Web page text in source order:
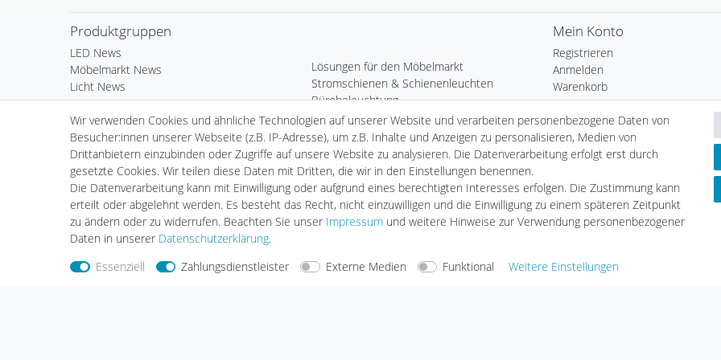
Produktgruppen
LED News
Möbelmarkt News
Licht News
LED Komponenten
Kardan Ein- & Aufbauleuchten
Wand- & Deckeneinbauleuchten
Standard Einbauleuchten
Standard Aufbauleuchten
Serie Webspace
Scheinwerfer & Messebeleuchtung
Hallenleuchten
Lösungen für den Möbelmarkt
Stromschienen & Schienenleuchten
Bürobeleuchtung
Deko & Heim
Außenleuchten
Standard Leuchtmittel
LED Leuchtmittel
Fortimo LED
Vorschaltgeräte
Zubehör
Mein Konto
Registrieren
Anmelden
Warenkorb
Kasse
Wunschliste
Informationen
Zahlungsarten
Versandarten & -kosten
Umwelt & Entsorgung
Nehmen SieKontaktmit uns auf Zahlungsarten Versandarten
Wir verwenden Cookies und ähnliche Technologien auf unserer Website und verarbeiten personenbezogene Daten von
Besucher:innen unserer Webseite (z.B. IP-Adresse), um z.B. Inhalte und Anzeigen zu personalisieren, Medien von
Drittanbietern einzubinden oder Zugriffe auf unsere Website zu analysieren. Die Datenverarbeitung erfolgt erst durch
gesetzte Cookies. Wir teilen diese Daten mit Dritten, die wir in den Einstellungen benennen.
Die Datenverarbeitung kann mit Einwilligung oder aufgrund eines berechtigten Interesses erfolgen. Die Zustimmung kann
erteilt oder abgelehnt werden. Es besteht das Recht, nicht einzuwilligen und die Einwilligung zu einem späteren Zeitpunkt
zu ändern oder zu widerrufen. Beachten Sie unser Impressum und weitere Hinweise zur Verwendung personenbezogener
Daten in unserer Daten­schutz­erklärung.
Essenziell
Zahlungsdienstleister Externe Medien Funktional Weitere Einstellungen